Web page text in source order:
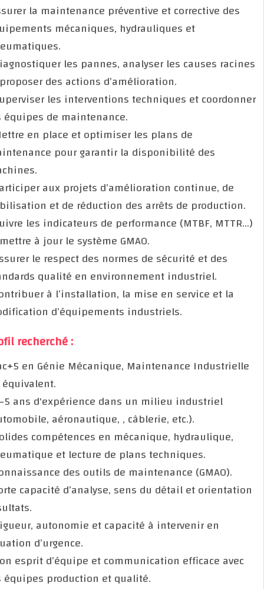
Assurer la maintenance préventive et corrective des
équipements mécaniques, hydrauliques et
pneumatiques.
Diagnostiquer les pannes, analyser les causes
et proposer des actions d’amélioration.
Superviser les interventions techniques et
les équipes de maintenance.
Mettre en place et optimiser les plans de
maintenance pour garantir la disponibilité des
machines.
Participer aux projets d’amélioration continue, de
fiabilisation et de réduction des arrêts de
Suivre les indicateurs de performance (MTBF,
et mettre à jour le système GMAO.
Assurer le respect des normes de sécurité et des
standards qualité en environnement industriel.
Contribuer à l’installation, la mise en service et la
modification d’équipements industriels.
Profil recherché :
Bac+5 en Génie Mécanique, Maintenance
ou équivalent.
3–5 ans d'expérience dans un milieu industriel
(automobile, aéronautique, , câblerie, etc.).
Solides compétences en mécanique, hydraulique,
pneumatique et lecture de plans techniques.
Connaissance des outils de maintenance (GMAO).
Forte capacité d’analyse, sens du détail et
résultats.
Rigueur, autonomie et capacité à intervenir en
situation d’urgence.
Bon esprit d’équipe et communication efficace
les équipes production et qualité.